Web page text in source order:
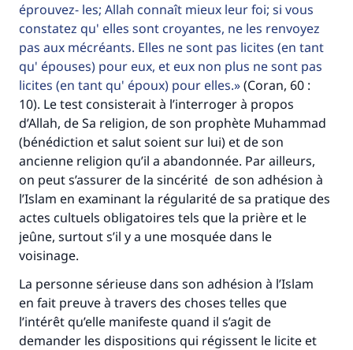
éprouvez- les; Allah connaît mieux leur foi; si vous
constatez qu' elles sont croyantes, ne les renvoyez
pas aux mécréants. Elles ne sont pas licites (en tant
qu' épouses) pour eux, et eux non plus ne sont pas
licites (en tant qu' époux) pour elles. (Coran, 60 :
10). Le test consisterait à l’interroger à propos
d’Allah, de Sa religion, de son prophète Muhammad
(bénédiction et salut soient sur lui) et de son
ancienne religion qu’il a abandonnée. Par ailleurs,
on peut s’assurer de la sincérité de son adhésion à
l’Islam en examinant la régularité de sa pratique des
actes cultuels obligatoires tels que la prière et le
jeûne, surtout s’il y a une mosquée dans le
voisinage.
La personne sérieuse dans son adhésion à l’Islam
en fait preuve à travers des choses telles que
l’intérêt qu’elle manifeste quand il s’agit de
demander les dispositions qui régissent le licite et
Faites une différence dans la vie de
millions de personnes grâce à votre
contribution
Aidez nous à apporter des réponses.
Le Messager d'Allah (Paix sur lui) a dit:
"Celui qui indique une bonne action obtient la
même récompense que celui qui le fait."
Soutenez IslamQA